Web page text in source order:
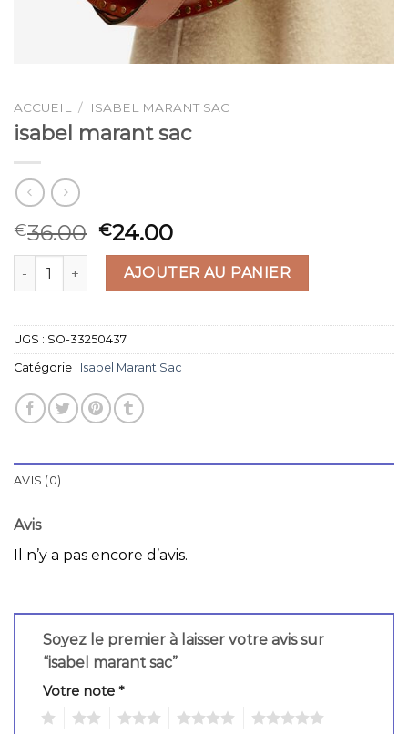
ACCUEIL / ISABEL MARANT SAC
isabel marant sac
€36.00 €24.00
quantité de isabel marant sacAJOUTER AU PANIER
UGS : SO-33250437
Catégorie : Isabel Marant Sac
AVIS (0)
Avis
Il n’y a pas encore d’avis.
Soyez le premier à laisser votre avis sur
“isabel marant sac”
Votre note *